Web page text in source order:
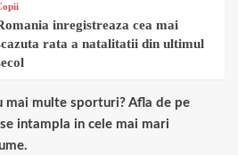
inregistreaza cea mai
rata a natalitatii din ultimul
mai multe sporturi? Afla de pe
intampla in cele mai mari